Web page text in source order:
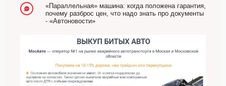
«Параллельная» машина: когда положена гарантия,
почему разброс цен, что надо знать про документы
- «Автоновости»